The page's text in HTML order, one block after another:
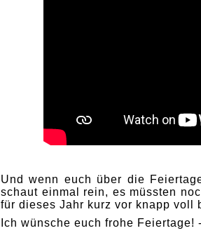
Und wenn euch über die
schaut einmal rein, es müssten
für dieses Jahr kurz vor knapp voll
Ich wünsche euch frohe Feiertage! -